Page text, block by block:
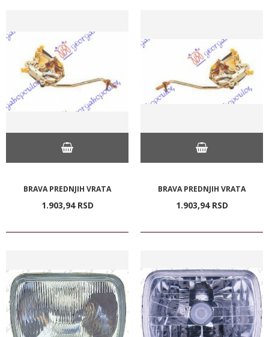
BRAVA PREDNJIH VRATA
1.903,94 RSD
BRAVA PREDNJIH VRATA
1.903,94 RSD